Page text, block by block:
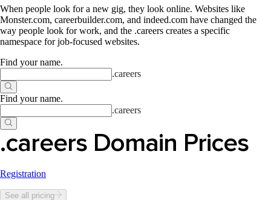
When people look for a new gig, they look online. Websites like
Monster.com, careerbuilder.com, and indeed.com have changed the
way people look for work, and the .careers creates a specific
namespace for job-focused websites.
Find your name.
.careers
Find your name.
.careers
.careers Domain Prices
Registration
See all pricing